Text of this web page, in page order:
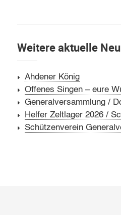
Weitere aktuelle
Ahdener König
Offenes Singen – eure
Generalversammlung /
Helfer Zeltlager 2026 /
Schützenverein